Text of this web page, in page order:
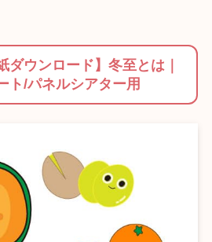
ダウンロード】冬至とは｜
ト/パネルシアター用